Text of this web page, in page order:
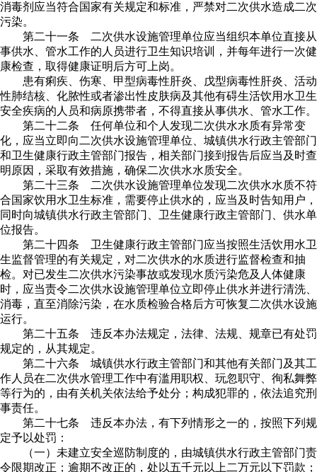
消毒剂应当符合国家有关规定和标准，严禁对二次供水造成二次
污染。
第二十一条 二次供水设施管理单位应当组织本单位直接从
事供水、管水工作的人员进行卫生知识培训，并每年进行一次健
康检查，取得健康证明后方可上岗。
患有痢疾、伤寒、甲型病毒性肝炎、戊型病毒性肝炎、活动
性肺结核、化脓性或者渗出性皮肤病及其他有碍生活饮用水卫生
安全疾病的人员和病原携带者，不得直接从事供水、管水工作。
第二十二条 任何单位和个人发现二次供水水质有异常变
化，应当立即向二次供水设施管理单位、城镇供水行政主管部门
和卫生健康行政主管部门报告，相关部门接到报告后应当及时查
明原因，采取有效措施，确保二次供水水质安全。
第二十三条 二次供水设施管理单位发现二次供水水质不符
合国家饮用水卫生标准，需要停止供水的，应当及时告知用户，
同时向城镇供水行政主管部门、卫生健康行政主管部门、供水单
位报告。
第二十四条 卫生健康行政主管部门应当按照生活饮用水卫
生监督管理的有关规定，对二次供水的水质进行监督检查和抽
检。对已发生二次供水污染事故或发现水质污染危及人体健康
时，应当责令二次供水设施管理单位立即停止供水并进行清洗、
消毒，直至消除污染，在水质检验合格后方可恢复二次供水设施
运行。
第二十五条 违反本办法规定，法律、法规、规章已有处罚
规定的，从其规定。
第二十六条 城镇供水行政主管部门和其他有关部门及其工
作人员在二次供水管理工作中有滥用职权、玩忽职守、徇私舞弊
等行为的，由有关机关依法给予处分；构成犯罪的，依法追究刑
事责任。
第二十七条 违反本办法，有下列情形之一的，按照下列规
定予以处罚：
（一）未建立安全巡防制度的，由城镇供水行政主管部门责
令限期改正；逾期不改正的，处以五千元以上二万元以下罚款；